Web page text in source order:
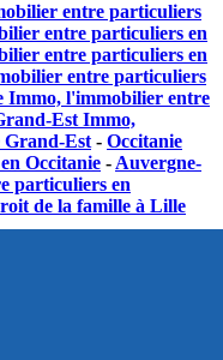
entre particuliers
entre particuliers en
entre particuliers en
entre particuliers
Immo, l'immobilier entre
Est Immo,
Grand-Est- Occitanie
Occitanie -Auvergne-
particuliers en
de la famille à Lille